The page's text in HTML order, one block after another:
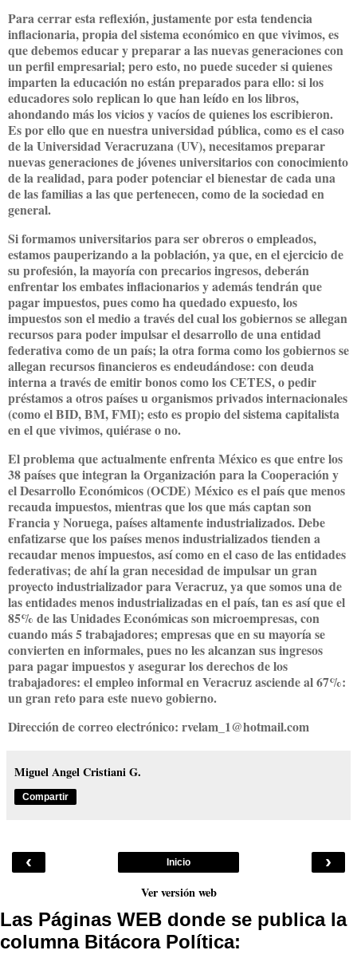
Para cerrar esta reflexión, justamente por esta tendencia
inflacionaria, propia del sistema económico en que vivimos, es
que debemos educar y preparar a las nuevas generaciones con
un perfil empresarial; pero esto, no puede suceder si quienes
imparten la educación no están preparados para ello: si los
educadores solo replican lo que han leído en los libros,
ahondando más los vicios y vacíos de quienes los escribieron.
Es por ello que en nuestra universidad pública, como es el caso
de la Universidad Veracruzana (UV), necesitamos preparar
nuevas generaciones de jóvenes universitarios con conocimiento
de la realidad, para poder potenciar el bienestar de cada una
de las familias a las que pertenecen, como de la sociedad en
general.
Si formamos universitarios para ser obreros o empleados,
estamos pauperizando a la población, ya que, en el ejercicio de
su profesión, la mayoría con precarios ingresos, deberán
enfrentar los embates inflacionarios y además tendrán que
pagar impuestos, pues como ha quedado expuesto, los
impuestos son el medio a través del cual los gobiernos se allegan
recursos para poder impulsar el desarrollo de una entidad
federativa como de un país; la otra forma como los gobiernos se
allegan recursos financieros es endeudándose: con deuda
interna a través de emitir bonos como los CETES, o pedir
préstamos a otros países u organismos privados internacionales
(como el BID, BM, FMI); esto es propio del sistema capitalista
en el que vivimos, quiérase o no.
El problema que actualmente enfrenta México es que entre los
38 países que integran la Organización para la Cooperación y
el Desarrollo Económicos (OCDE) México es el país que menos
recauda impuestos, mientras que los que más captan son
Francia y Noruega, países altamente industrializados. Debe
enfatizarse que los países menos industrializados tienden a
recaudar menos impuestos, así como en el caso de las entidades
federativas; de ahí la gran necesidad de impulsar un gran
proyecto industrializador para Veracruz, ya que somos una de
las entidades menos industrializadas en el país, tan es así que el
85% de las Unidades Económicas son microempresas, con
cuando más 5 trabajadores; empresas que en su mayoría se
convierten en informales, pues no les alcanzan sus ingresos
para pagar impuestos y asegurar los derechos de los
trabajadores: el empleo informal en Veracruz asciende al 67%:
un gran reto para este nuevo gobierno.
Dirección de correo electrónico: rvelam_1@hotmail.com
Miguel Angel Cristiani G.
Compartir
‹ ›
Inicio
Ver versión web
Las Páginas WEB donde se publica la
columna Bitácora Política: